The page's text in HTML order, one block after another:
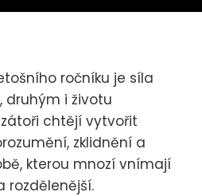
ročníku je síla
druhým i životu
chtějí vytvořit
zklidnění a
kterou mnozí vnímají
rozdělenější.